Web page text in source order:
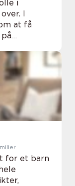
i
I
at få
af indbrud
for et barn